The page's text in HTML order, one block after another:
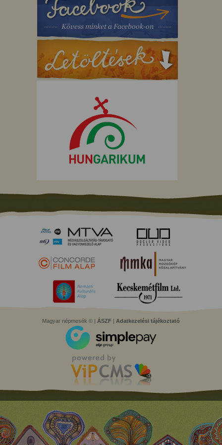
Magyar népmesék © | ÁSZF | Adatkezelési tájékoztató